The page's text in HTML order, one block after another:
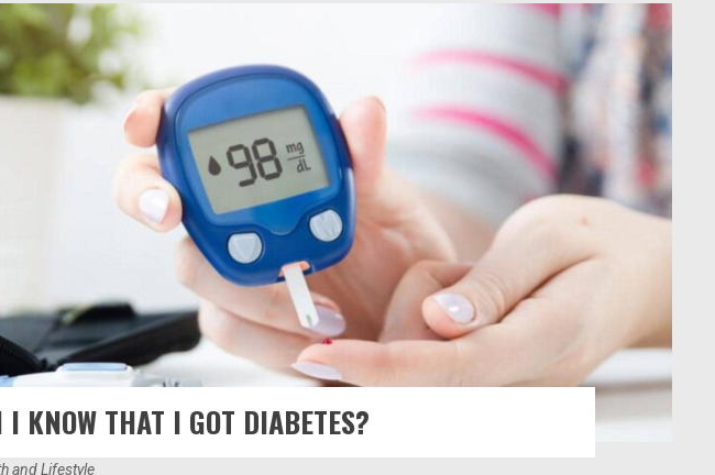
I KNOW THAT I GOT DIABETES?
and Lifestyle